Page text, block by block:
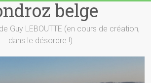
belge
Guy LEBOUTTE (en cours de création,
dans le désordre !)